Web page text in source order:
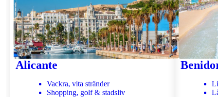
Alicante
Vackra, vita stränder
Shopping, golf & stadsliv